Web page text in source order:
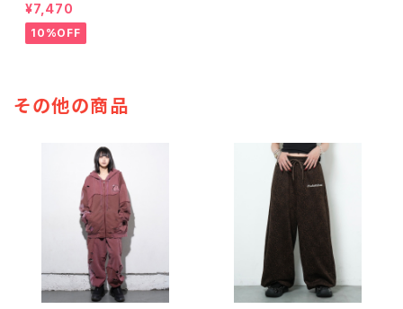
¥7,470
10%OFF
その他の商品